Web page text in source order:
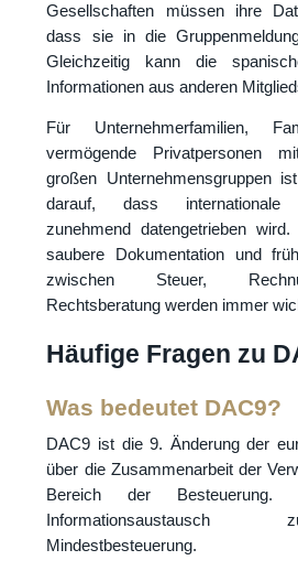
Gesellschaften müssen ihre
dass sie in die
Gleichzeitig kann die
Informationen aus anderen
Für Unternehmerfamilien,
vermögende Privatpersonen
großen Unternehmensgruppen
darauf, dass internationale
zunehmend datengetrieben
saubere Dokumentation und
zwischen Steuer,
Rechtsberatung werden immer
Häufige Fragen zu
Was bedeutet DAC9?
DAC9 ist die 9. Änderung der
über die Zusammenarbeit der
Bereich der
Mindestbesteuerung.